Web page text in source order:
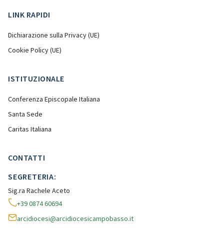
LINK RAPIDI
Dichiarazione sulla Privacy (UE)
Cookie Policy (UE)
ISTITUZIONALE
Conferenza Episcopale Italiana
Santa Sede
Caritas Italiana
CONTATTI
SEGRETERIA:
Sig.ra Rachele Aceto
+39 0874 60694
arcidiocesi@arcidiocesicampobasso.it